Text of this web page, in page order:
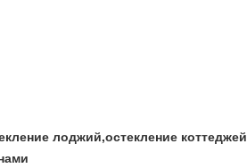
лоджий,остекление коттеджей